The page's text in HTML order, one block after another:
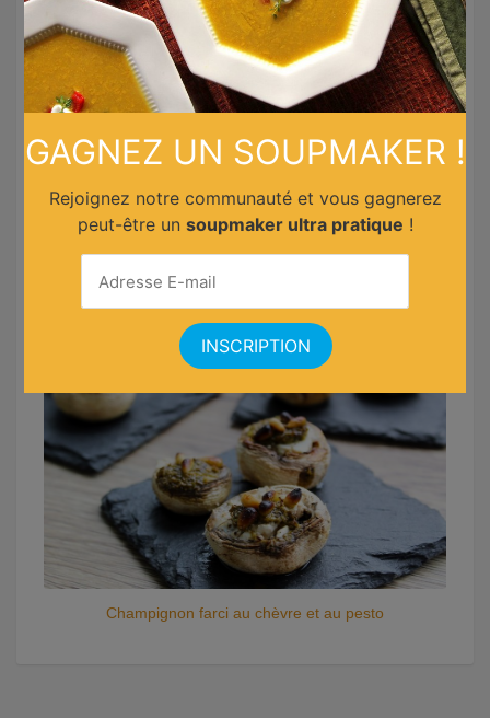
Vin chaud
Champignon farci au chèvre et au pesto
GAGNEZ UN SOUPMAKER !
Rejoignez notre communauté et vous gagnerez
peut-être un soupmaker ultra pratique !